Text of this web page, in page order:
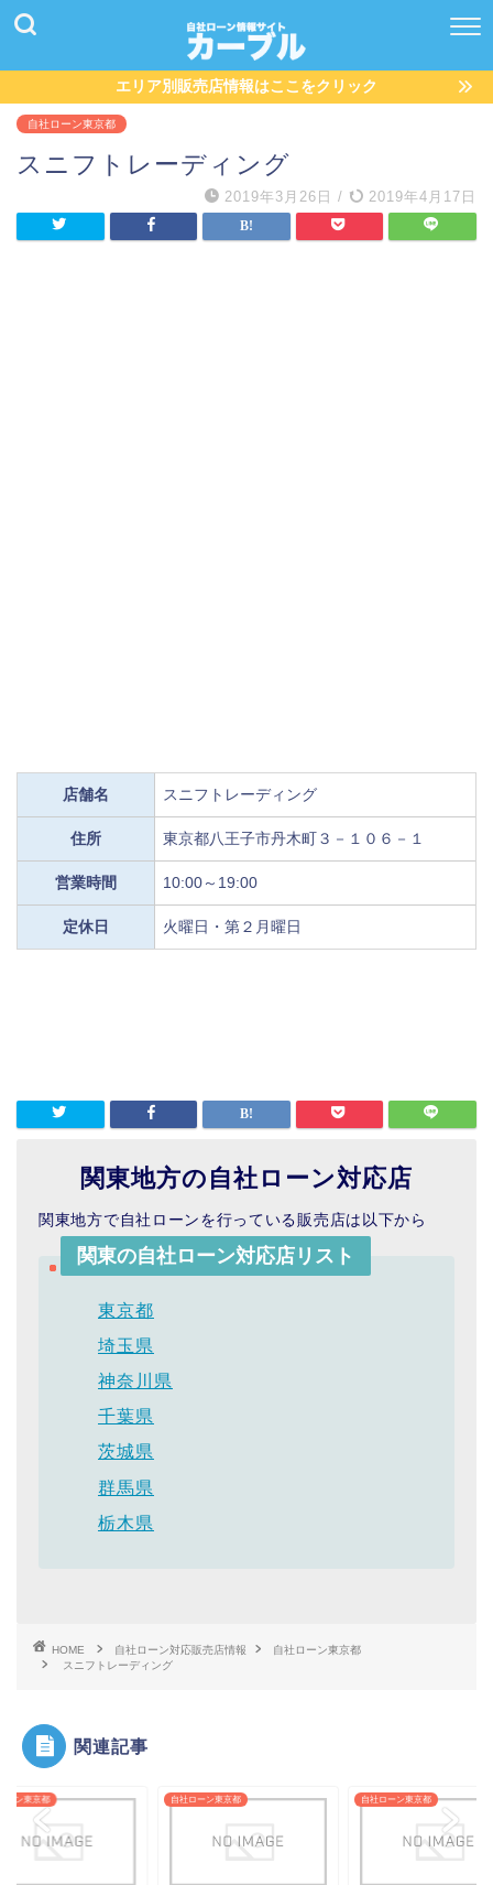
エリア別販売店情報はここをクリック
自社ローン東京都
スニフトレーディング
2019年3月26日 / 2019年4月17日
店舗名 スニフトレーディング
住所 東京都八王子市丹木町３－１０６－１
営業時間 10:00～19:00
定休日 火曜日・第２月曜日
関東地方の自社ローン対応店
関東地方で自社ローンを行っている販売店は以下から
関東の自社ローン対応店リスト
東京都
埼玉県
神奈川県
千葉県
茨城県
群馬県
栃木県
HOME 自社ローン対応販売店情報
自社ローン東京都
スニフトレーディング
関連記事
ーン東京都 自社ローン東京都 自社ローン東京都